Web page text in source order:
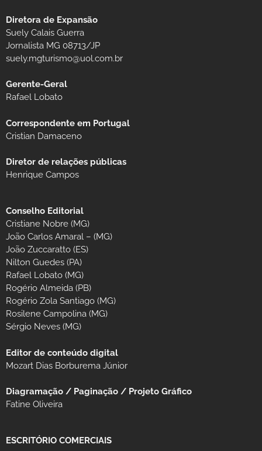
Diretora de Expansão
Suely Calais Guerra
Jornalista MG 08713/JP
suely.mgturismo@uol.com.br
Gerente-Geral
Rafael Lobato
Correspondente em Portugal
Cristian Damaceno
Diretor de relações públicas
Henrique Campos
Conselho Editorial
Cristiane Nobre (MG)
João Carlos Amaral – (MG)
João Zuccaratto (ES)
Nilton Guedes (PA)
Rafael Lobato (MG)
Rogério Almeida (PB)
Rogério Zola Santiago (MG)
Rosilene Campolina (MG)
Sérgio Neves (MG)
Editor de conteúdo digital
Mozart Dias Borburema Júnior
Diagramação / Paginação / Projeto Gráfico
Fatine Oliveira
ESCRITÓRIO COMERCIAIS